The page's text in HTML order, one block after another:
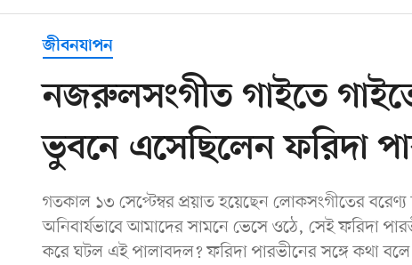
জীবনযাপন
নজরুলসংগীত গাইতে
ভুবনে এসেছিলেন ফরিদা
গতকাল ১৩ সেপ্টেম্বর প্রয়াত হয়েছেন লোকসংগীতের
অনিবার্যভাবে আমাদের সামনে ভেসে ওঠে, সেই ফরিদা
করে ঘটল এই পালাবদল? ফরিদা পারভীনের সঙ্গে কথা